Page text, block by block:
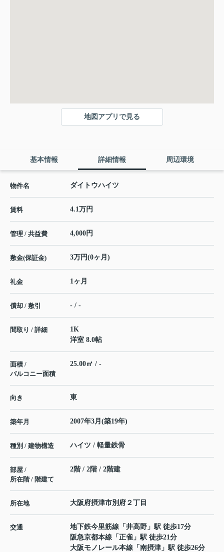
地図アプリで見る
基本情報 詳細情報 周辺環境
物件名 ダイトウハイツ
賃料 4.1万円
管理 / 共益費 4,000円
敷金(保証金) 3万円(0ヶ月)
礼金 1ヶ月
償却 / 敷引 - / -
間取り / 詳細
1K
洋室 8.0帖
面積 /
バルコニー面積
25.00㎡ / -
向き 東
築年月 2007年3月(築19年)
種別 / 建物構造 ハイツ / 軽量鉄骨
部屋 /
所在階 / 階建て
2階 / 2階 / 2階建
所在地 大阪府摂津市別府 ２丁目
交通 地下鉄今里筋線 「 井高野 」駅 徒歩17分
阪急京都本線 「 正雀 」駅 徒歩21分
大阪モノレール本線 「 南摂津 」駅 徒歩26分